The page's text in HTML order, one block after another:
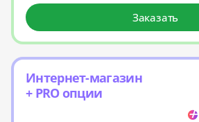
Заказать
Интернет-магазин
+ PRO опции